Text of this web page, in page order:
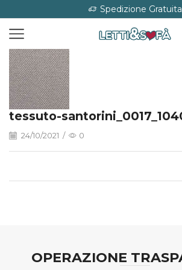
Spedizione Gratuita
tessuto-
24/10/2021 / 0
OPERAZIONE